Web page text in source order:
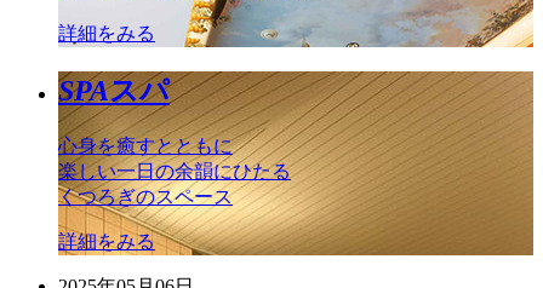
詳細をみる
SPAスパ
心身を癒すとともに
楽しい一日の余韻にひたる
くつろぎのスペース
詳細をみる